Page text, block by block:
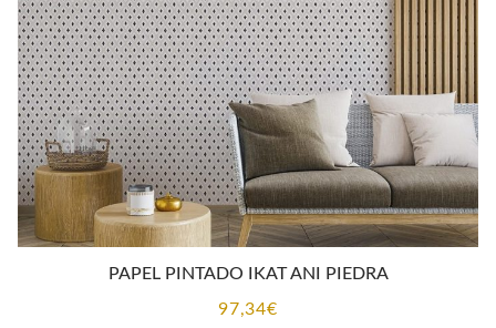
PAPEL PINTADO IKAT ANI PIEDRA
97,34€